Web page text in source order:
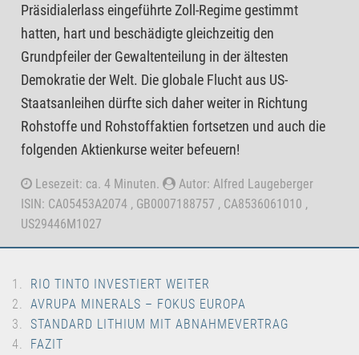
Präsidialerlass eingeführte Zoll-Regime gestimmt
hatten, hart und beschädigte gleichzeitig den
Grundpfeiler der Gewaltenteilung in der ältesten
Demokratie der Welt. Die globale Flucht aus US-
Staatsanleihen dürfte sich daher weiter in Richtung
Rohstoffe und Rohstoffaktien fortsetzen und auch die
folgenden Aktienkurse weiter befeuern!
Lesezeit: ca. 4 Minuten.
Autor: Alfred Laugeberger
ISIN: CA05453A2074 , GB0007188757 , CA8536061010 ,
US29446M1027
RIO TINTO INVESTIERT WEITER
AVRUPA MINERALS – FOKUS EUROPA
STANDARD LITHIUM MIT ABNAHMEVERTRAG
FAZIT